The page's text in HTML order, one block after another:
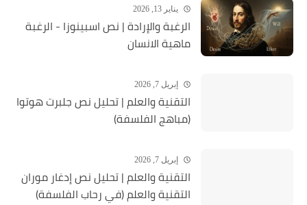
يناير 13, 2026
الرغبة والإرادة | نص اسبينوزا - الرغبة
ماهية الانسان
إبريل 7, 2026
التقنية والعلم | تحليل نص جلبرت هوتوا
(مباهج الفلسفة)
إبريل 7, 2026
التقنية والعلم | تحليل نص إدغار موران
التقنية والعلم (في رحاب الفلسفة)